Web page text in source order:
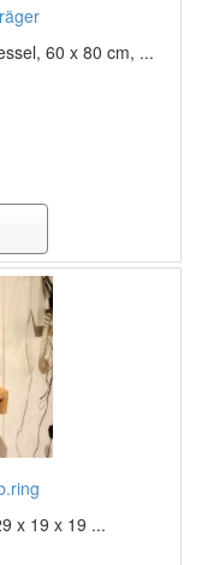
60 x 80 cm, ...
x 19 x 19 ...